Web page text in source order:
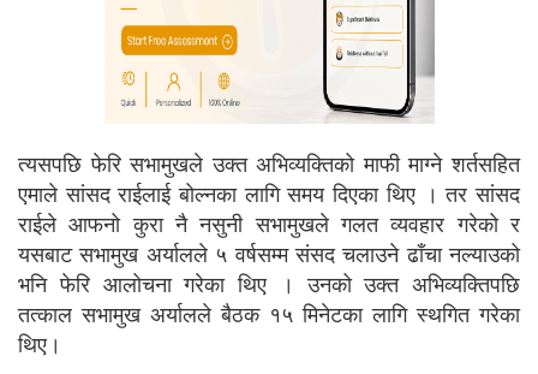
त्यसपछि फेरि सभामुखले उक्त अभिव्यक्तिको माफी माग्ने शर्तसहित
एमाले सांसद राईलाई बोल्नका लागि समय दिएका थिए । तर सांसद
राईले आफनो कुरा नै नसुनी सभामुखले गलत व्यवहार गरेको र
यसबाट सभामुख अर्यालले ५ वर्षसम्म संसद चलाउने ढाँचा नल्याउको
भनि फेरि आलोचना गरेका थिए । उनको उक्त अभिव्यक्तिपछि
तत्काल सभामुख अर्यालले बैठक १५ मिनेटका लागि स्थगित गरेका
थिए।